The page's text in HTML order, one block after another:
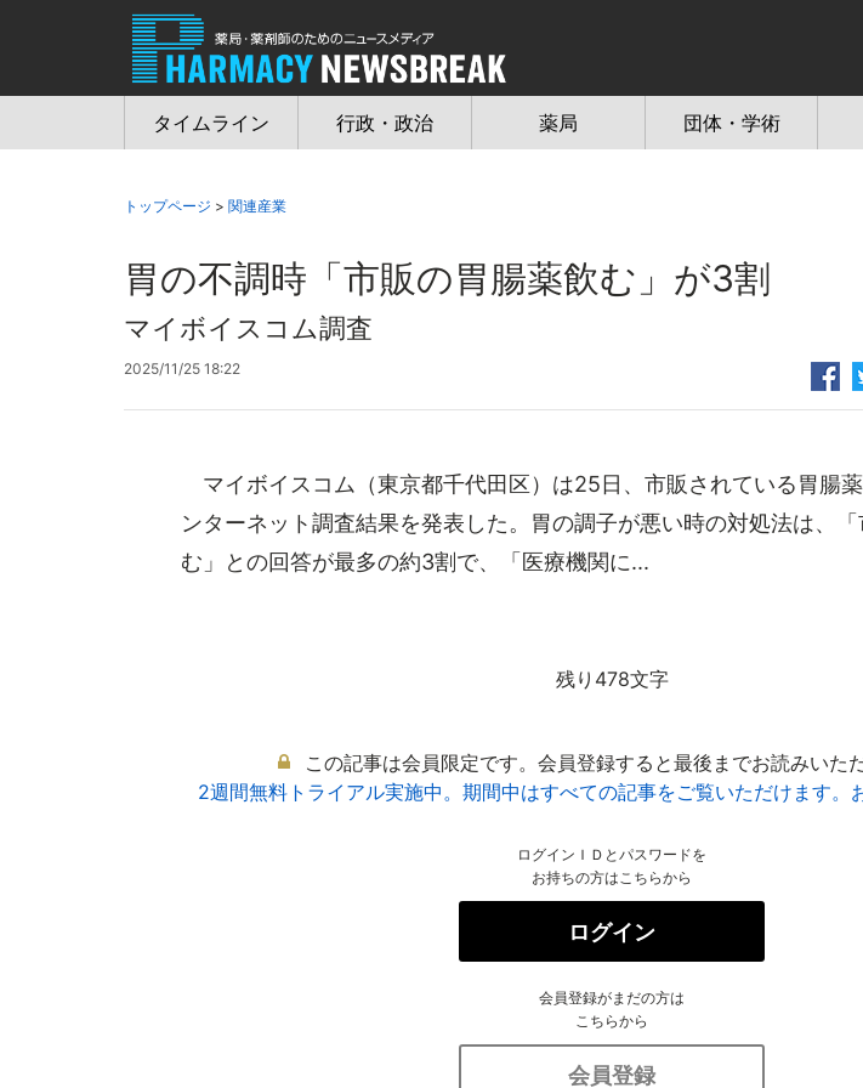
タイムライン 行政・政治 薬局 団体・学術
トップページ > 関連産業
胃の不調時「市販の胃腸薬飲む」が3割
マイボイスコム調査
2025/11/25 18:22
マイボイスコム（東京都千代田区）は25日、市販されている胃腸
ンターネット調査結果を発表した。胃の調子が悪い時の対処法は、
む」との回答が最多の約3割で、「医療機関に...
残り478文字
この記事は会員限定です。会員登録すると最後までお読みいた
2週間無料トライアル実施中。期間中はすべての記事をご覧いただけます。
ログインＩＤとパスワードを
お持ちの方はこちらから
ログイン
会員登録がまだの方は
こちらから
会員登録